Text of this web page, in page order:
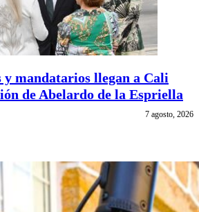
mandatarios llegan a Cali
de Abelardo de la Espriella
7 agosto, 2026